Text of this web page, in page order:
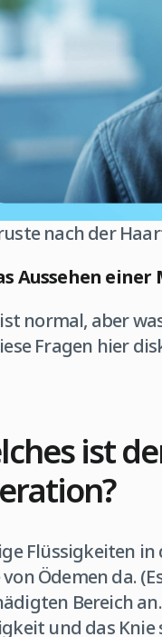
nach der
Aussehen
ist normal, aber
Fragen hier
ist
Flüssigkeiten
von Ödemen da.
Bereich
und das